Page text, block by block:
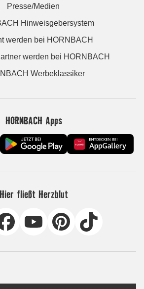
Presse/Medien
Hinweisgebersystem
werden bei HORNBACH
werden bei HORNBACH
Werbeklassiker
HORNBACH Apps
Hier fließt Herzblut